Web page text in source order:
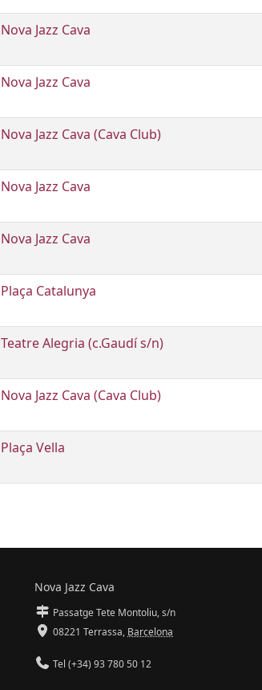
Nova Jazz Cava
Nova Jazz Cava
Nova Jazz Cava (Cava Club)
Nova Jazz Cava
Nova Jazz Cava
Plaça Catalunya
Teatre Alegria (c.Gaudí s/n)
Nova Jazz Cava (Cava Club)
Plaça Vella
Nova Jazz Cava
Passatge Tete Montoliu, s/n
08221 Terrassa, Barcelona
Tel (+34) 93 780 50 12